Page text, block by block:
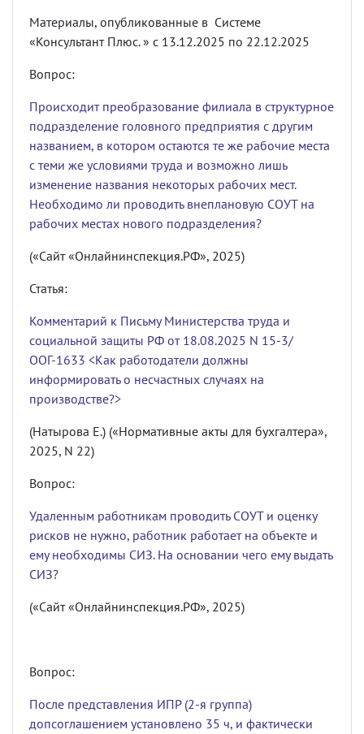
Материалы, опубликованные в Системе
«Консультант Плюс. » с 13.12.2025 по 22.12.2025
Вопрос:
Происходит преобразование филиала в структурное
подразделение головного предприятия с другим
названием, в котором остаются те же рабочие места
с теми же условиями труда и возможно лишь
изменение названия некоторых рабочих мест.
Необходимо ли проводить внеплановую СОУТ на
рабочих местах нового подразделения?
(«Сайт «Онлайнинспекция.РФ», 2025)
Статья:
Комментарий к Письму Министерства труда и
социальной защиты РФ от 18.08.2025 N 15-3/
ООГ-1633 <Как работодатели должны
информировать о несчастных случаях на
производстве?>
(Натырова Е.) («Нормативные акты для бухгалтера»,
2025, N 22)
Вопрос:
Удаленным работникам проводить СОУТ и оценку
рисков не нужно, работник работает на объекте и
ему необходимы СИЗ. На основании чего ему выдать
СИЗ?
(«Сайт «Онлайнинспекция.РФ», 2025)
Вопрос:
После представления ИПР (2-я группа)
допсоглашением установлено 35 ч, и фактически